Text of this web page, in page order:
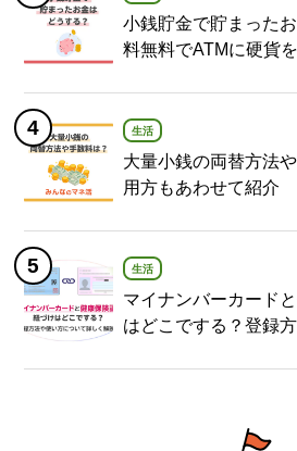
小銭貯金で貯まった
料無料でATMに硬貨
生活
大量小銭の両替方法
用方もあわせて紹介
生活
マイナンバーカード
はどこでする？登録